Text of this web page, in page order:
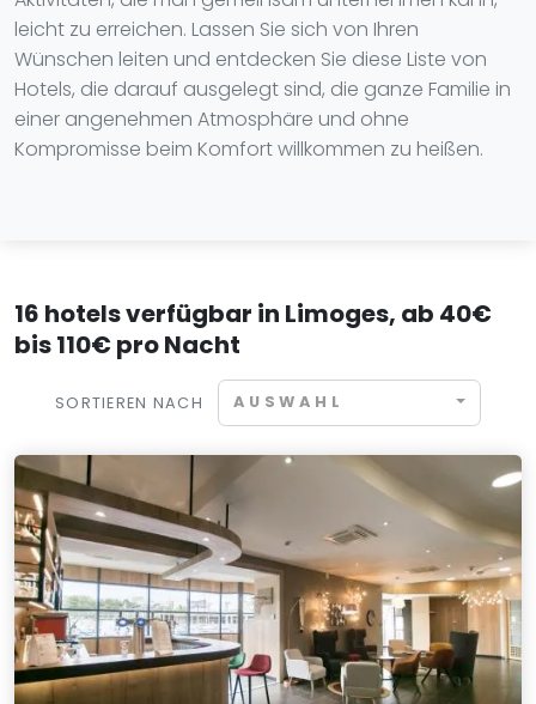
leicht zu erreichen. Lassen Sie sich von Ihren
Wünschen leiten und entdecken Sie diese Liste von
Hotels, die darauf ausgelegt sind, die ganze Familie in
einer angenehmen Atmosphäre und ohne
Kompromisse beim Komfort willkommen zu heißen.
16 hotels verfügbar in Limoges, ab 40€
bis 110€ pro Nacht
SORTIEREN NACH AUSWAHL